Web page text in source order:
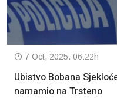
7 Oct, 2025. 06:22h
Ubistvo Bobana
namamio na Trsteno